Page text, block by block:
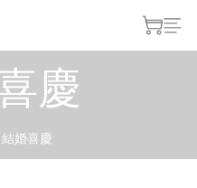
慶
結婚喜慶